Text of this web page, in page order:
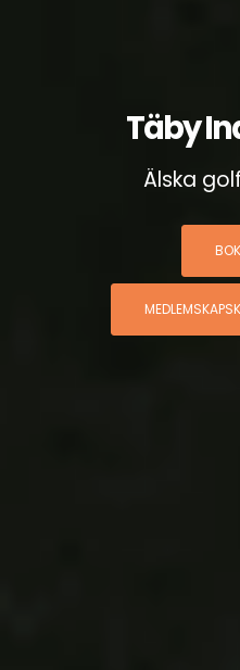
Täby
Älska